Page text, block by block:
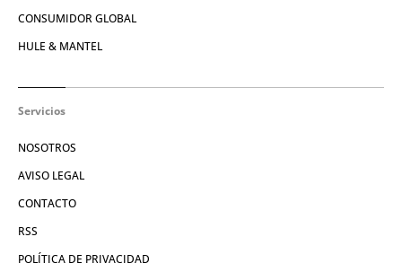
CONSUMIDOR GLOBAL
HULE & MANTEL
Servicios
NOSOTROS
AVISO LEGAL
CONTACTO
RSS
POLÍTICA DE PRIVACIDAD